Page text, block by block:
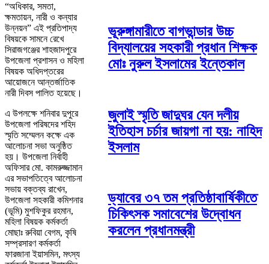
“অধিকার, সমতা,
ক্ষমতায়ন, নারী ও কন্যার
উন্নয়ন” এই প্রতিপাদ্য
বিষয়কে সামনে রেখে
সিরাজগঞ্জের শাহজাদপুরে
উপজেলা প্রশাসন ও মহিলা
বিষয়ক অধিদপ্তরের
আয়োজনে আন্তর্জাতিক
নারী দিবস পালিত হয়েছে।
এ উপলক্ষে শনিবার দুপুরে
উপজেলা পরিষদের শহিদ
স্মৃতি সম্মেলন কক্ষে এক
আলোচনা সভা অনুষ্ঠিত
হয়। উপজেলা নির্বাহী
অফিসার মো. কামরুজ্জামান
এর সভাপতিত্বে আলোচনা
সভায় বক্তব্য রাখেন,
উপজেলা সহকারী কমিশনার
(ভূমি) মুশফিকুর রহমান,
মহিলা বিষয়ক কর্মকর্তা
মোছাঃ রুবিয়া বেগম, কৃষি
সম্প্রসারণ কর্মকর্তা
ফারজানা ইয়াসমিন, মৎস্য
ভূরুঙ্গামারীতে বাগভান্ডার উচ্চ
বিদ্যালয়ের সহকারী প্রধান শিক্ষক
মোঃ নুরুল ইসলামের ইন্তেকাল
জুলাই স্মৃতি জাদুঘর যেন দলীয়
ইতিহাস চর্চার জায়গা না হয়: নাহিদ
ইসলাম
ড্যাবের ৩৭ তম প্রতিষ্ঠাবার্ষিকীতে
চিকিৎসক সমাবেশের উদ্বোধন
করলেন প্রধানমন্ত্রী